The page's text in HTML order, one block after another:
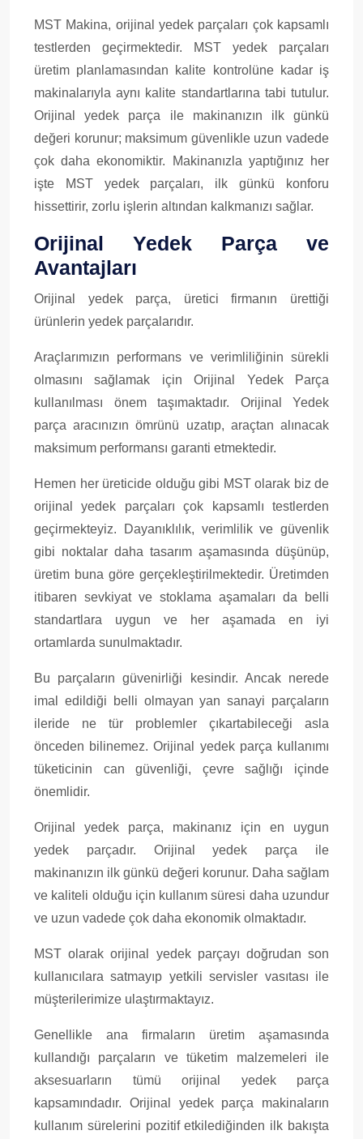
MST Makina, orijinal yedek parçaları çok kapsamlı
testlerden geçirmektedir. MST yedek parçaları
üretim planlamasından kalite kontrolüne kadar iş
makinalarıyla aynı kalite standartlarına tabi tutulur.
Orijinal yedek parça ile makinanızın ilk günkü
değeri korunur; maksimum güvenlikle uzun vadede
çok daha ekonomiktir. Makinanızla yaptığınız her
işte MST yedek parçaları, ilk günkü konforu
hissettirir, zorlu işlerin altından kalkmanızı sağlar.
Orijinal Yedek Parça ve
Avantajları
Orijinal yedek parça, üretici firmanın ürettiği
ürünlerin yedek parçalarıdır.
Araçlarımızın performans ve verimliliğinin sürekli
olmasını sağlamak için Orijinal Yedek Parça
kullanılması önem taşımaktadır. Orijinal Yedek
parça aracınızın ömrünü uzatıp, araçtan alınacak
maksimum performansı garanti etmektedir.
Hemen her üreticide olduğu gibi MST olarak biz de
orijinal yedek parçaları çok kapsamlı testlerden
geçirmekteyiz. Dayanıklılık, verimlilik ve güvenlik
gibi noktalar daha tasarım aşamasında düşünüp,
üretim buna göre gerçekleştirilmektedir. Üretimden
itibaren sevkiyat ve stoklama aşamaları da belli
standartlara uygun ve her aşamada en iyi
ortamlarda sunulmaktadır.
Bu parçaların güvenirliği kesindir. Ancak nerede
imal edildiği belli olmayan yan sanayi parçaların
ileride ne tür problemler çıkartabileceği asla
önceden bilinemez. Orijinal yedek parça kullanımı
tüketicinin can güvenliği, çevre sağlığı içinde
önemlidir.
Orijinal yedek parça, makinanız için en uygun
yedek parçadır. Orijinal yedek parça ile
makinanızın ilk günkü değeri korunur. Daha sağlam
ve kaliteli olduğu için kullanım süresi daha uzundur
ve uzun vadede çok daha ekonomik olmaktadır.
MST olarak orijinal yedek parçayı doğrudan son
kullanıcılara satmayıp yetkili servisler vasıtası ile
müşterilerimize ulaştırmaktayız.
Genellikle ana firmaların üretim aşamasında
kullandığı parçaların ve tüketim malzemeleri ile
aksesuarların tümü orijinal yedek parça
kapsamındadır. Orijinal yedek parça makinaların
kullanım sürelerini pozitif etkilediğinden ilk bakışta